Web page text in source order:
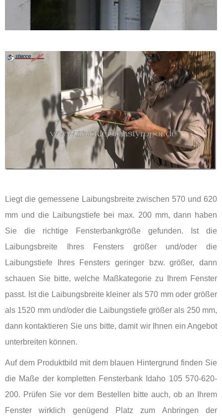
Liegt die gemessene Laibungsbreite zwischen 570 und 620
mm und die Laibungstiefe bei max. 200 mm, dann haben
Sie die richtige Fensterbankgröße gefunden. Ist die
Laibungsbreite Ihres Fensters größer und/oder die
Laibungstiefe Ihres Fensters geringer bzw. größer, dann
schauen Sie bitte, welche Maßkategorie zu Ihrem Fenster
passt. Ist die Laibungsbreite kleiner als 570 mm oder größer
als 1520 mm und/oder die Laibungstiefe größer als 250 mm,
dann kontaktieren Sie uns bitte, damit wir Ihnen ein Angebot
unterbreiten können.
Auf dem Produktbild mit dem blauen Hintergrund finden Sie
die Maße der kompletten Fensterbank Idaho 105 570-620-
200. Prüfen Sie vor dem Bestellen bitte auch, ob an Ihrem
Fenster wirklich genügend Platz zum Anbringen der